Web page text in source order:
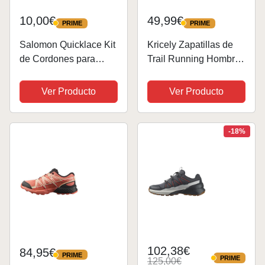
10,00€ PRIME
PRIME
Salomon Quicklace Kit
de Cordones para
Running y Botas de
esquí, Rojo Racing
Ver Producto
49,99€ PRIME
PRIME
Kricely Zapatillas de
Trail Running Hombre
Antideslizantes
Transpirables Zapatos
de Senderismo
Zapatillas Trekking
Ver Producto
84,95€ PRIME
PRIME
-18%
102,38€
125,00€ PRIME
PRIME